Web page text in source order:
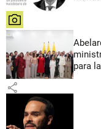
share
para
share